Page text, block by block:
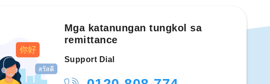
Mga katanungan tungkol sa
remittance
Support Dial